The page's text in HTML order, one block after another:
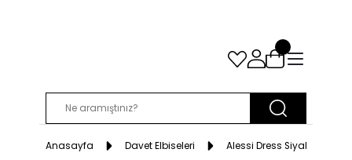
Anasayfa Davet Elbiseleri Alessi Dress Siyah